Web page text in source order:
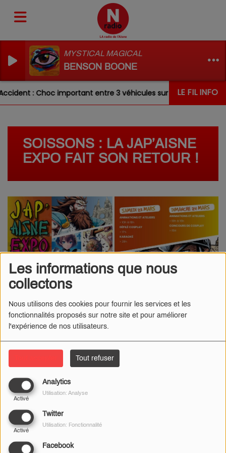
Les informations que nous
collectons
Nous utilisons des cookies pour fournir les services et les
fonctionnalités proposés sur notre site et pour améliorer
l'expérience de nos utilisateurs.
Tout refuser
Analytics
Activé
Utilisation: Analyse
Twitter
Activé
Utilisation: Fonctionnalité
Facebook
MYSTICAL MAGICAL
BENSON BOONE
LE FIL INFO
: Choc important entre 3 véhicules sur la RN31 ce matin
SOISSONS : LA JAP’AISNE
EXPO FAIT SON RETOUR !
18 MARS 2024
La ville de Soissons va accueillir la 2ème édition de la Jap'Aisne
Expo ce week-end.
Ce samedi 23 et ce dimanche 24 mars, plongez dans la culture
asiatique à la Maison des Associations !